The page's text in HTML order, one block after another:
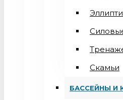
Скамьи
БАССЕЙНЫ И